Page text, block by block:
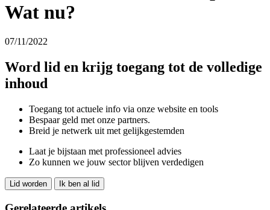
Wat nu?
07/11/2022
Word lid en krijg toegang tot de volledige
inhoud
Toegang tot actuele info via onze website en tools
Bespaar geld met onze partners.
Breid je netwerk uit met gelijkgestemden
Laat je bijstaan met professioneel advies
Zo kunnen we jouw sector blijven verdedigen
Lid worden Ik ben al lid